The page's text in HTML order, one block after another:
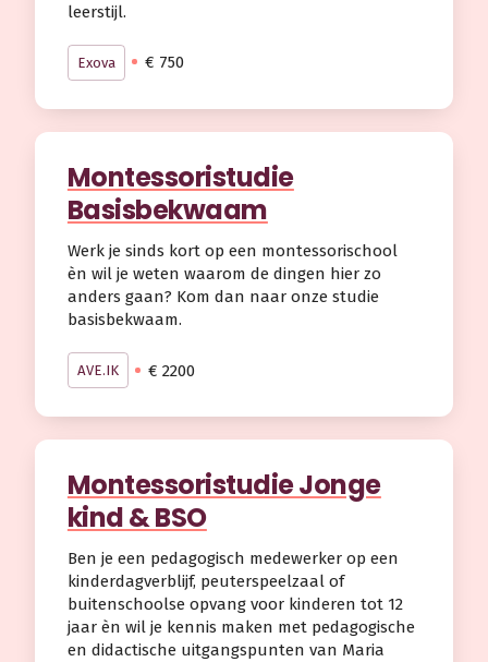
leerstijl.
Exova € 750
Montessoristudie
Basisbekwaam
Werk je sinds kort op een montessorischool
èn wil je weten waarom de dingen hier zo
anders gaan? Kom dan naar onze studie
basisbekwaam.
AVE.IK € 2200
Montessoristudie Jonge
kind & BSO
Ben je een pedagogisch medewerker op een
kinderdagverblijf, peuterspeelzaal of
buitenschoolse opvang voor kinderen tot 12
jaar èn wil je kennis maken met pedagogische
en didactische uitgangspunten van Maria